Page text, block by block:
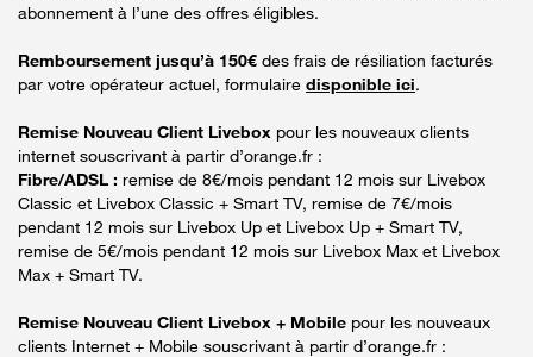
abonnement à l’une des offres éligibles.
Remboursement jusqu’à 150€ des frais de résiliation facturés
par votre opérateur actuel, formulaire disponible ici.
Remise Nouveau Client Livebox pour les nouveaux clients
internet souscrivant à partir d’orange.fr :
Fibre/ADSL : remise de 8€/mois pendant 12 mois sur Livebox
Classic et Livebox Classic + Smart TV, remise de 7€/mois
pendant 12 mois sur Livebox Up et Livebox Up + Smart TV,
remise de 5€/mois pendant 12 mois sur Livebox Max et Livebox
Max + Smart TV.
Remise Nouveau Client Livebox + Mobile pour les nouveaux
clients Internet + Mobile souscrivant à partir d’orange.fr :